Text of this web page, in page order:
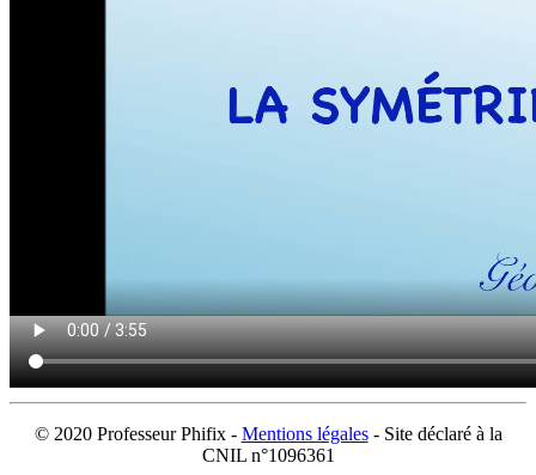
© 2020 Professeur Phifix - Mentions légales- Site déclaré à la
CNIL n°1096361